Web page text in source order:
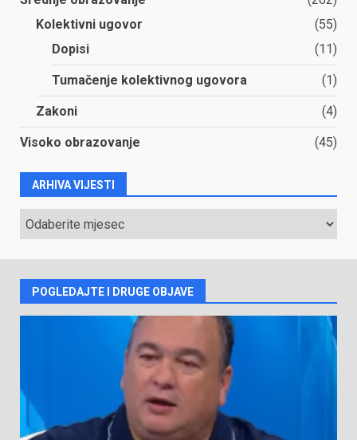
Kolektivni ugovor
(55)
Dopisi
(11)
Tumačenje kolektivnog ugovora (1)
Zakoni (4)
Visoko obrazovanje (45)
ARHIVA VIJESTI
ARHIVA
VIJESTI
POGLEDAJTE I DRUGE OBJAVE